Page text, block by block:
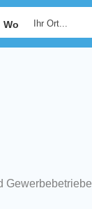
Wo Ihr Ort...
Gewerbebetriebe